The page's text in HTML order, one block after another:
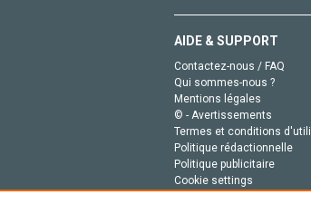
AIDE & SUPPORT
Contactez-nous / FAQ
Qui sommes-nous ?
Mentions légales
© - Avertissements
Termes et conditions
Politique rédactionnelle
Politique publicitaire
Cookie settings